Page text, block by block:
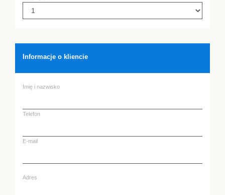
Informacje o kliencie
Imię i nazwisko
Telefon
E-mail
Adres